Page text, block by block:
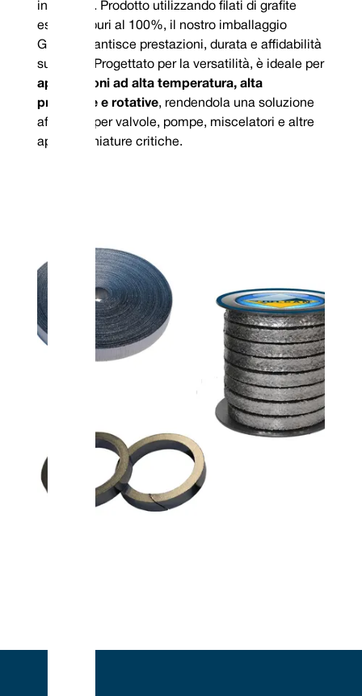
industriali. Prodotto utilizzando filati di grafite
espansa puri al 100%, il nostro imballaggio
Gland garantisce prestazioni, durata e affidabilità
superiori. Progettato per la versatilità, è ideale per
applicazioni ad alta temperatura, alta
pressione e rotative, rendendola una soluzione
affidabile per valvole, pompe, miscelatori e altre
apparecchiature critiche.